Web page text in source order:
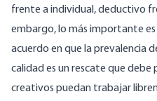
frente a individual, deductivo
embargo, lo más importante
acuerdo en que la prevalencia
calidad es un rescate que debe
creativos puedan trabajar